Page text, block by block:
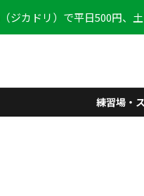
ジカドリ）で平日500円、
練習場・